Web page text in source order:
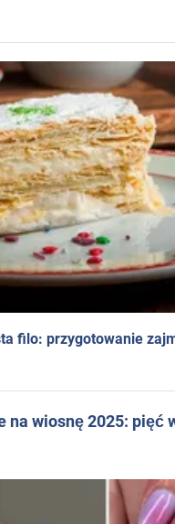
filo: przygotowanie
wiosnę 2025: pięć